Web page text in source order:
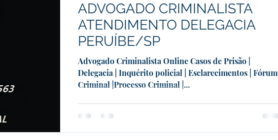
ADVOGADO CRIMINALISTA
ATENDIMENTO DELEGACIA
PERUÍBE/SP
Advogado Criminalista Online Casos de Prisão |
Delegacia | Inquérito policial | Esclarecimentos | Fórum
Criminal |Processo Criminal |...